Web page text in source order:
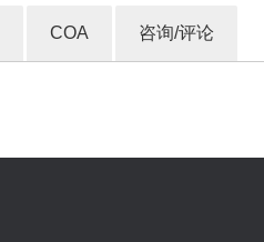
COA 咨询/评论